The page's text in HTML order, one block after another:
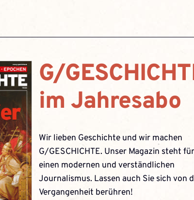
G/
im Jahresabo
Wir lieben Geschichte und wir machen
G/GESCHICHTE. Unser Magazin steht
einen modernen und verständlichen
Journalismus. Lassen auch Sie sich von
Vergangenheit berühren!